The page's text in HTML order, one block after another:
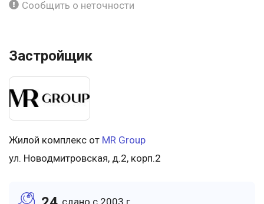
Сообщить о неточности
Застройщик
Жилой комплекс от MR Group
ул. Новодмитровская, д.2, корп.2